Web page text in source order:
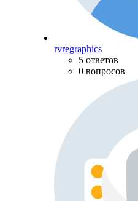
rvregraphics
5 ответов
0 вопросов